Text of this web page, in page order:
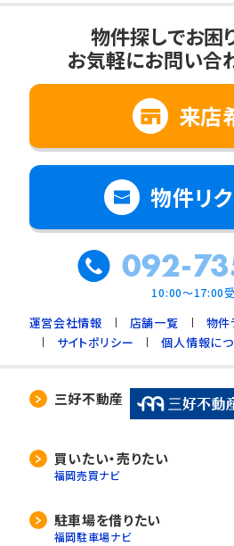
物件探しでお困
お気軽にお問い合
来店
物件リ
092-
10:00～17:00
運営会社情報 店舗一覧
物件
サイトポリシー
個人情報に
三好不動産
買いたい・売りたい
福岡売買ナビ
駐車場を借りたい
福岡駐車場ナビ